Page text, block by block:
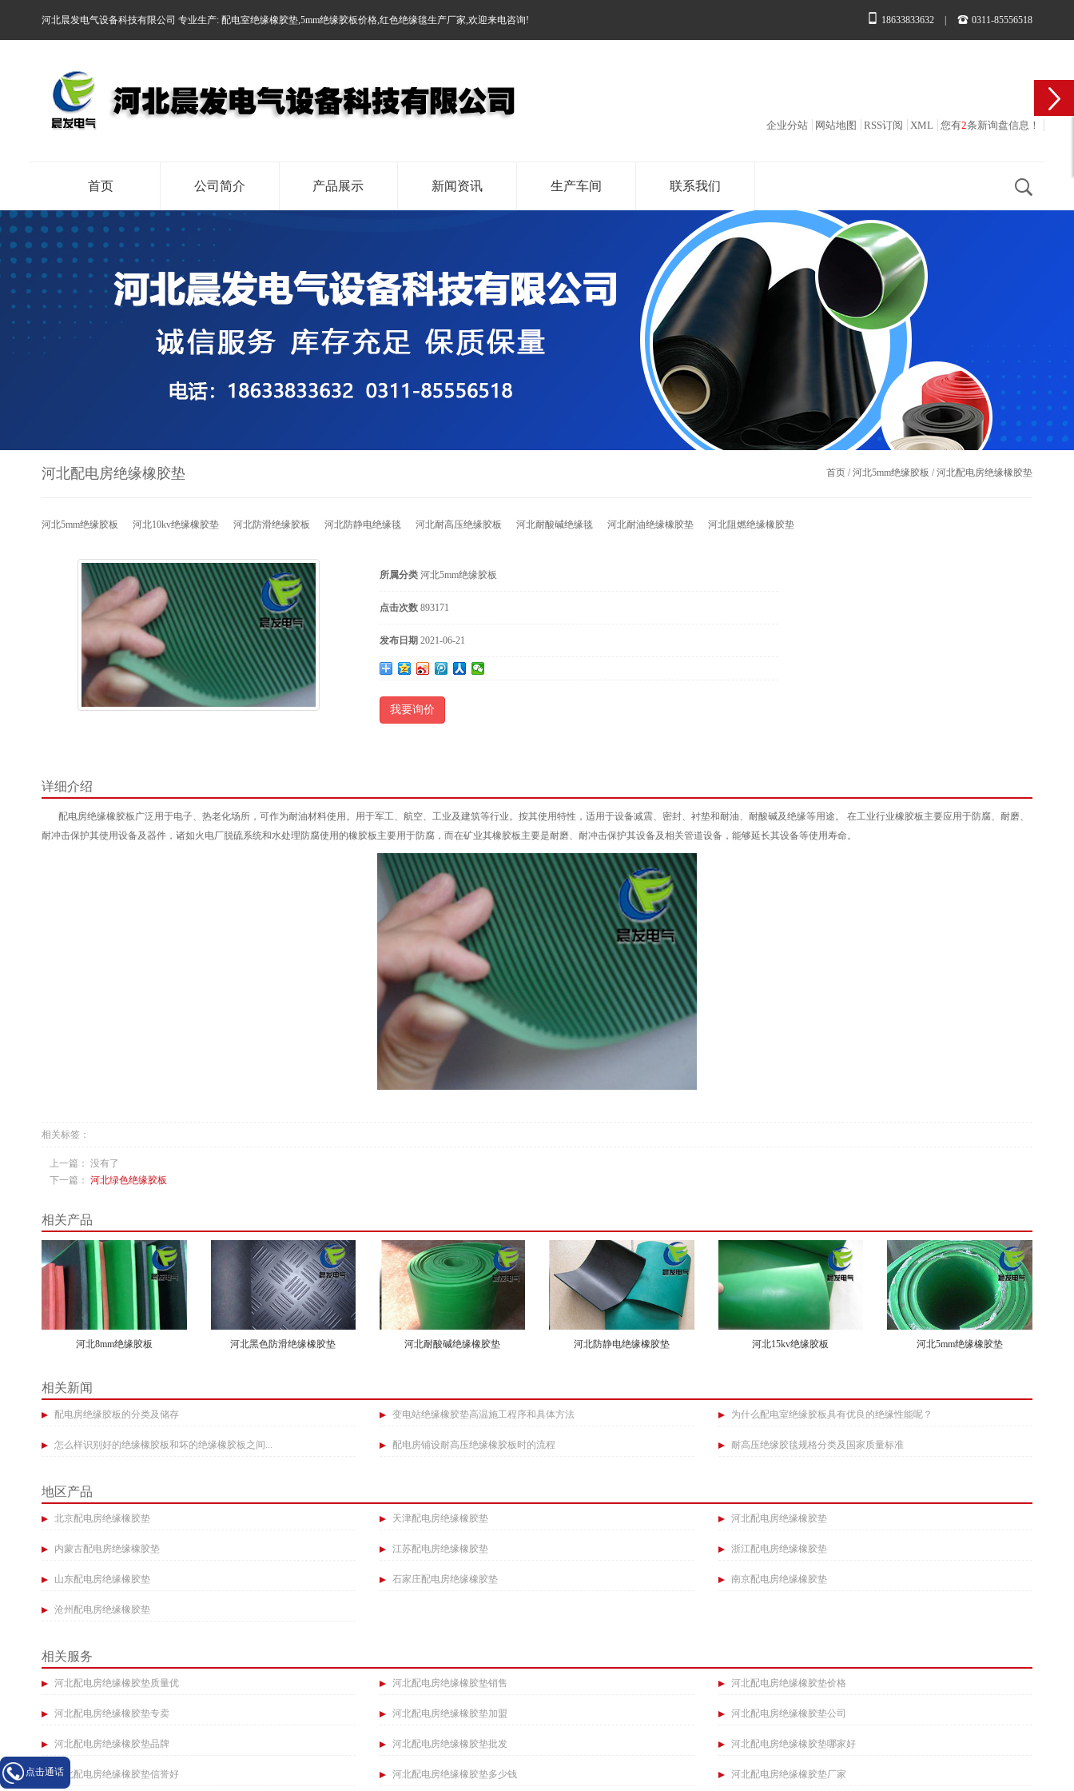
河北晨发电气设备科技有限公司 专业生产: 配电室绝缘橡胶垫,5mm绝缘胶板价格,红色绝缘毯生产厂家,欢迎来电咨询! 18633833632 0311-85556518
首页 公司简介 产品展示 新闻资讯 生产车间 联系我们
企业分站 网站地图 RSS订阅 XML 您有2条新询盘信息！
河北配电房绝缘橡胶垫 首页 /河北5mm绝缘胶板 /河北配电房绝缘橡胶垫
河北5mm绝缘胶板 河北10kv绝缘橡胶垫 河北防滑绝缘胶板 河北防静电绝缘毯 河北耐高压绝缘胶板 河北耐酸碱绝缘毯 河北耐油绝缘橡胶垫 河北阻燃绝缘橡胶垫
所属分类 河北5mm绝缘胶板
点击次数 893171
发布日期 2021-06-21
我要询价
详细介绍
配电房绝缘橡胶板广泛用于电子、热老化场所，可作为耐油材料使用。用于军工、航空、工业及建筑等行业。按其使用特性，适用于设备减震、密封、衬垫和耐油、耐酸碱及绝缘等用途。 在工业行业橡胶板主要应用于防腐、耐磨、
耐冲击保护其使用设备及器件，诸如火电厂脱硫系统和水处理防腐使用的橡胶板主要用于防腐，而在矿业其橡胶板主要是耐磨、耐冲击保护其设备及相关管道设备，能够延长其设备等使用寿命。
相关标签：
上一篇： 没有了
下一篇： 河北绿色绝缘胶板
相关产品
河北8mm绝缘胶板 河北黑色防滑绝缘橡胶垫 河北耐酸碱绝缘橡胶垫 河北防静电绝缘橡胶垫 河北15kv绝缘胶板 河北5mm绝缘橡胶垫
相关新闻
配电房绝缘胶板的分类及储存​ 变电站绝缘橡胶垫高温施工程序和具体方法​ 为什么配电室绝缘胶板具有优良的绝缘性能呢？
怎么样识别好的绝缘橡胶板和坏的绝缘橡胶板之间... 配电房铺设耐高压绝缘橡胶板时的流程​ 耐高压绝缘胶毯规格分类及国家质量标准​
地区产品
北京配电房绝缘橡胶垫 天津配电房绝缘橡胶垫 河北配电房绝缘橡胶垫
内蒙古配电房绝缘橡胶垫 江苏配电房绝缘橡胶垫 浙江配电房绝缘橡胶垫
山东配电房绝缘橡胶垫 石家庄配电房绝缘橡胶垫 南京配电房绝缘橡胶垫
沧州配电房绝缘橡胶垫
相关服务
河北配电房绝缘橡胶垫质量优 河北配电房绝缘橡胶垫销售 河北配电房绝缘橡胶垫价格
河北配电房绝缘橡胶垫专卖 河北配电房绝缘橡胶垫加盟 河北配电房绝缘橡胶垫公司
河北配电房绝缘橡胶垫品牌 河北配电房绝缘橡胶垫批发 河北配电房绝缘橡胶垫哪家好
河北配电房绝缘橡胶垫信誉好 河北配电房绝缘橡胶垫多少钱 河北配电房绝缘橡胶垫厂家
点击通话